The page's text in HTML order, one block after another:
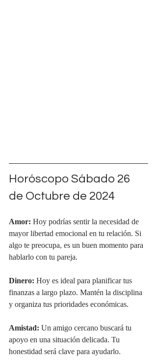
Horóscopo Sábado 26
de Octubre de 2024
Amor: Hoy podrías sentir la necesidad de
mayor libertad emocional en tu relación. Si
algo te preocupa, es un buen momento para
hablarlo con tu pareja.
Dinero: Hoy es ideal para planificar tus
finanzas a largo plazo. Mantén la disciplina
y organiza tus prioridades económicas.
Amistad: Un amigo cercano buscará tu
apoyo en una situación delicada. Tu
honestidad será clave para ayudarlo.